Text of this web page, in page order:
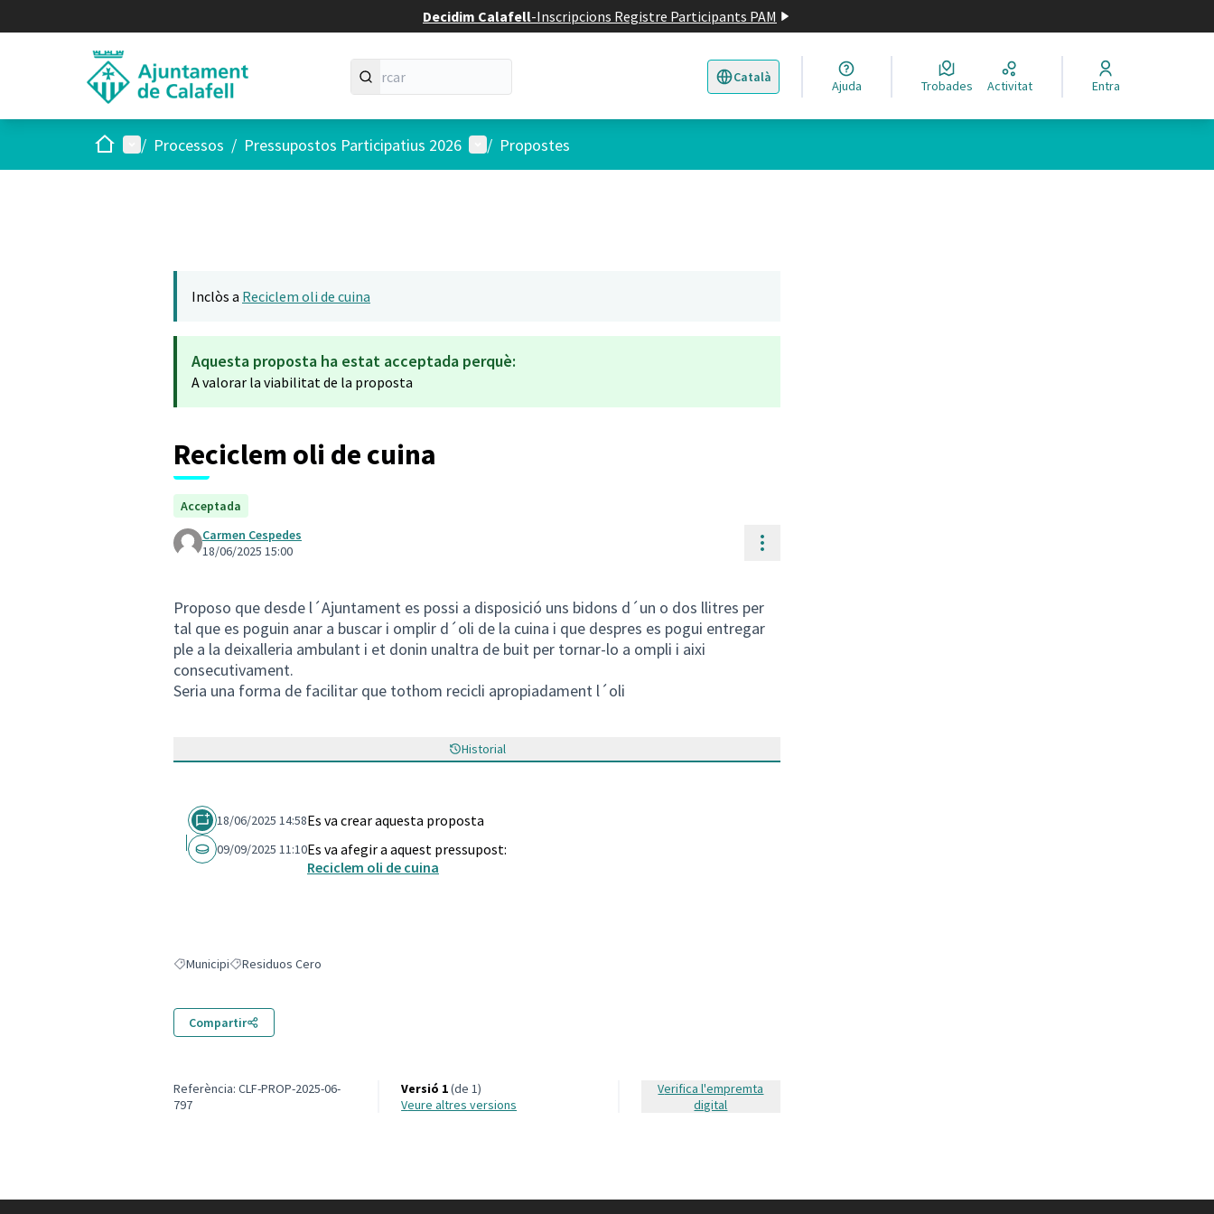
Decidim Calafell-Inscripcions Registre Participants PAM
Català
Triar la llengua Elegir el idioma
Ajuda Trobades Activitat Entra
Inici Menú principal
/ Processos / Pressupostos Participatius 2026 Menú d'usuari
/ Propostes
Inclòs a Reciclem oli de cuina
Aquesta proposta ha estat acceptada perquè:
A valorar la viabilitat de la proposta
Reciclem oli de cuina
Acceptada
Carmen Cespedes
18/06/2025 15:00
Controls de recursos
Proposo que desde l´Ajuntament es possi a disposició uns bidons d´un o dos llitres per
tal que es poguin anar a buscar i omplir d´oli de la cuina i que despres es pogui entregar
ple a la deixalleria ambulant i et donin unaltra de buit per tornar-lo a ompli i aixi
consecutivament.
Seria una forma de facilitar que tothom recicli apropiadament l´oli
Historial
18/06/2025 14:58Es va crear aquesta proposta
09/09/2025 11:10Es va afegir a aquest pressupost:
Reciclem oli de cuina
Resultats en filtrar per: Municipi
MunicipiResultats en filtrar per: Residuos Cero
Residuos Cero
Compartir
Referència: CLF-PROP-2025-06-
797
Versió 1(de 1)
veure altres versions
Verifica l'empremta
digital